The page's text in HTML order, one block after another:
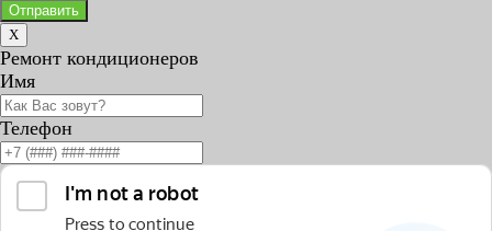
Отправить
X
Ремонт кондиционеров
Имя
Телефон